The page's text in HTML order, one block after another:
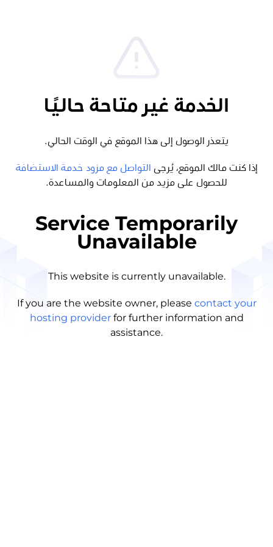
الخدمة غير متاحة حاليًا
يتعذر الوصول إلى هذا الموقع في الوقت الحالي.
إذا كنت مالك الموقع، يُرجى
التواصل مع مزود خدمة الاستضافة
للحصول على مزيد من المعلومات والمساعدة.
Service Temporarily
Unavailable
This website is currently unavailable.
If you are the website owner, please contact your
hosting provider for further information and
assistance.